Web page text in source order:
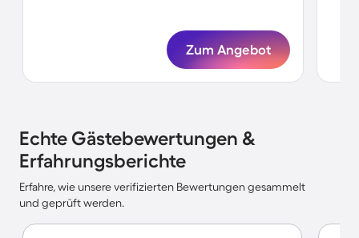
Zum Angebot
Echte Gästebewertungen &
Erfahrungsberichte
Erfahre, wie unsere verifizierten Bewertungen gesammelt
und geprüft werden.